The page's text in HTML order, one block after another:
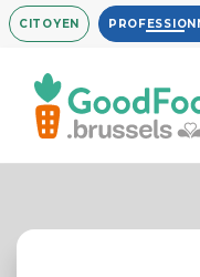
Aller
au
contenu
principal
CITOYEN